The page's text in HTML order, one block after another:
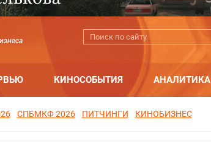
КИНОСОБЫТИЯ АНАЛИТИКА
СПБМКФ 2026 ПИТЧИНГИ КИНОБИЗНЕС